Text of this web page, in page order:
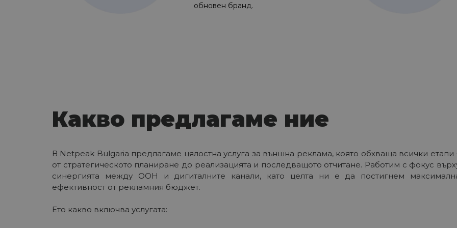
обновен бранд.
Какво предлагаме ние
В Netpeak Bulgaria предлагаме цялостна услуга за външна реклама, която обхваща всички етапи
от стратегическото планиране до реализацията и последващото отчитане. Работим с фокус
синергията между OOH и дигиталните канали, като целта ни е да постигнем
ефективност от рекламния бюджет.
Ето какво включва услугата: